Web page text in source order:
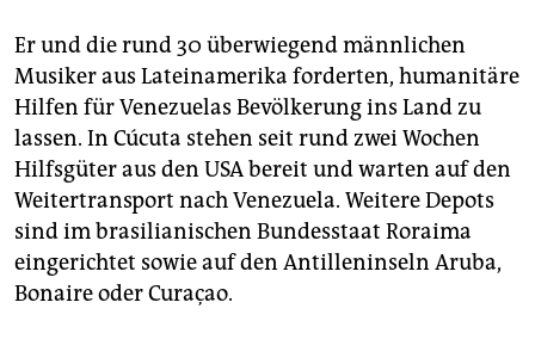
Er und die rund 30 überwiegend männlichen
Musiker aus Lateinamerika forderten, humanitäre
Hilfen für Venezuelas Bevölkerung ins Land zu
lassen. In Cúcuta stehen seit rund zwei Wochen
Hilfsgüter aus den USA bereit und warten auf den
Weitertransport nach Venezuela. Weitere Depots
sind im brasilianischen Bundesstaat Roraima
eingerichtet sowie auf den Antilleninseln Aruba,
Bonaire oder Curaçao.